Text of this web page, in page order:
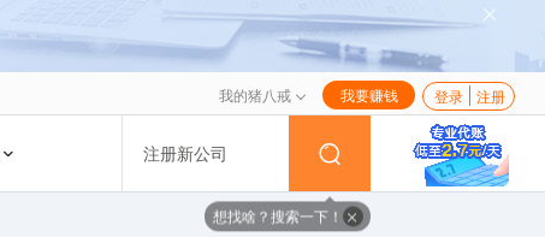
我的猪八戒 我要赚钱 登录 注册
注册新公司
想找啥？搜索一下！